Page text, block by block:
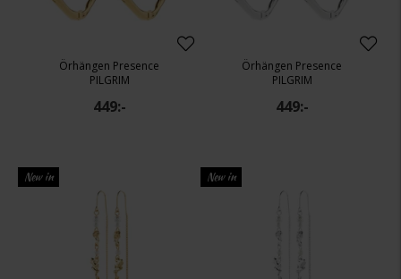
Örhängen Presence
PILGRIM
449:-
Örhängen Presence
PILGRIM
449:-
New in New in